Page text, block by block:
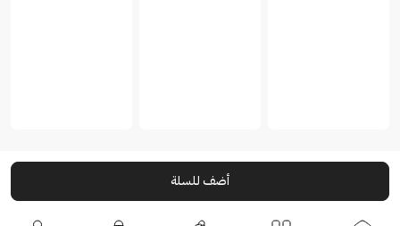
أضف للسلة